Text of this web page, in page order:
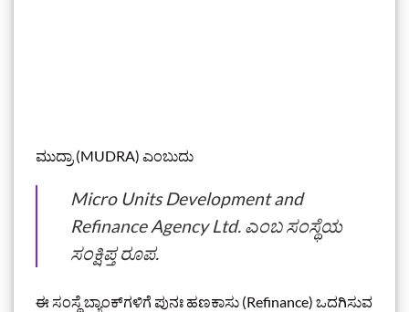
ಮುದ್ರಾ (MUDRA) ಎಂಬುದು
Micro Units Development and
Refinance Agency Ltd. ಎಂಬ ಸಂಸ್ಥೆಯ
ಸಂಕ್ಷಿಪ್ತ ರೂಪ.
ಈ ಸಂಸ್ಥೆ ಬ್ಯಾಂಕ್‌ಗಳಿಗೆ ಪುನಃ ಹಣಕಾಸು (Refinance) ಒದಗಿಸುವ